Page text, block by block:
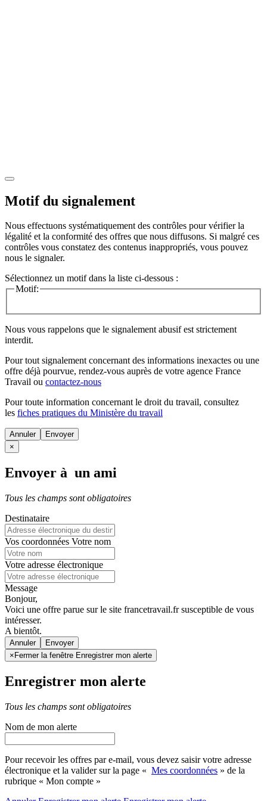
Motif du signalement
Nous effectuons systématiquement des contrôles pour vérifier la
légalité et la conformité des offres que nous diffusons. Si malgré ces
contrôles vous constatez des contenus inappropriés, vous pouvez
nous le signaler.
Sélectionnez un motif dans la liste ci-dessous :
Motif:
Nous vous rappelons que le signalement abusif est strictement
interdit.
Pour tout signalement concernant des informations inexactes ou une
offre déjà pourvue, rendez-vous auprès de votre agence France
Travail ou contactez-nous
Pour toute information concernant le droit du travail, consultez
les fiches pratiques du Ministère du travail
Annuler
×
Envoyer à un ami
Tous les champs sont obligatoires
Destinataire
Vos coordonnées Votre nom
Votre adresse électronique
Message
Bonjour,
Voici une offre parue sur le site francetravail.fr susceptible de vous
intéresser.
A bientôt.
Annuler
× Fermer la fenêtre Enregistrer mon alerte
Enregistrer mon alerte
Tous les champs sont obligatoires
Nom de mon alerte
Pour recevoir les offres par e-mail, vous devez saisir votre adresse
électronique et la valider sur la page « Mes coordonnées » de la
rubrique « Mon compte »